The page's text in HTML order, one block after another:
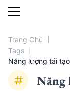
DỊCH VỤ
Trang Chủ
Tags
Năng lượng tái tạo
Năng